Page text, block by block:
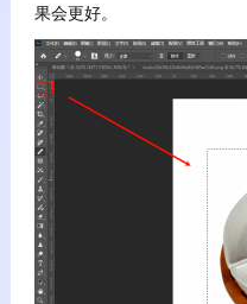
果会更好。